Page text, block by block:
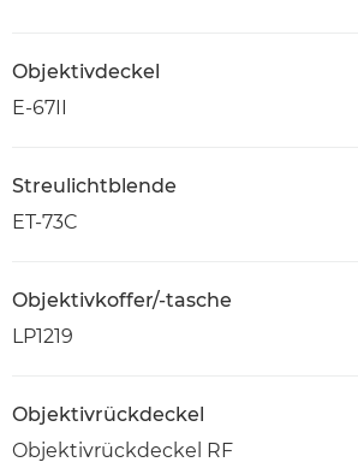
Objektivdeckel
E-67II
Streulichtblende
ET-73C
Objektivkoffer/-tasche
LP1219
Objektivrückdeckel
Objektivrückdeckel RF